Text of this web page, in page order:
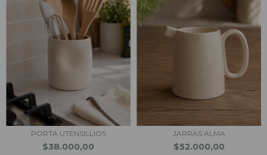
PORTA UTENSILLIOS
$38.000,00
JARRAS ALMA
$52.000,00